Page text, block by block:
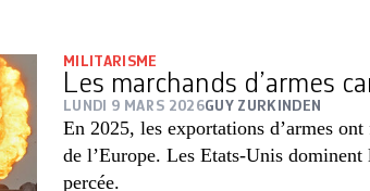
MILITARISME
Les marchands d’armes
LUNDI 9 MARS 2026GUY ZURKINDEN
En 2025, les exportations d’armes
de l’Europe. Les Etats-Unis
percée.